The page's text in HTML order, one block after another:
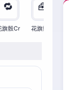
🔁
旗骰Cr
🧰
花旗骰Cr